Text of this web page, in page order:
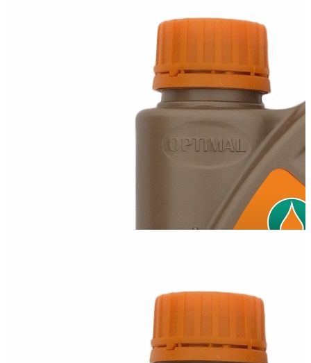
Всесезонное минеральное универсальное моторное масло